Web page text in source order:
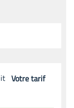
Votre tarif